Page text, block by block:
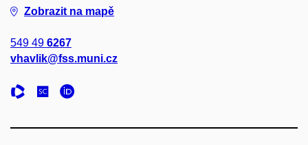
Zobrazit na mapě
549 49 6267
vhavlik@fss.muni.cz